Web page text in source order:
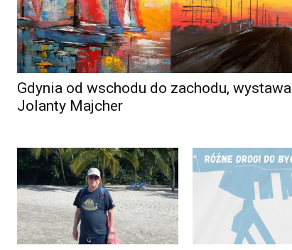
Gdynia od wschodu do zachodu, wystawa
Jolanty Majcher